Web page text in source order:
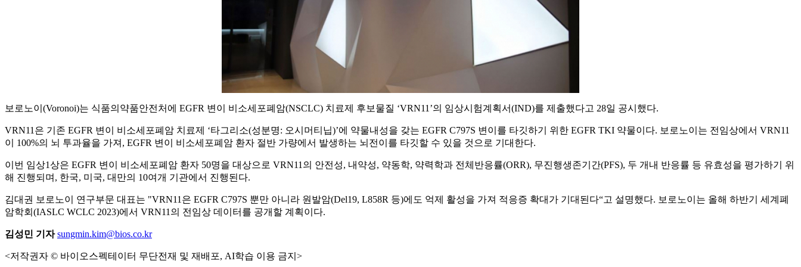
보로노이(Voronoi)는 식품의약품안전처에 EGFR 변이 비소세포폐암(NSCLC) 치료제 후보물질 ‘VRN11’의 임상시험계획서(IND)를 제출했다고 28일 공시했다.
VRN11은 기존 EGFR 변이 비소세포폐암 치료제 ‘타그리소(성분명: 오시머티닙)’에 약물내성을 갖는 EGFR C797S 변이를 타깃하기 위한 EGFR TKI 약물이다. 보로노이는 전임상에서 VRN11
이 100%의 뇌 투과율을 가져, EGFR 변이 비소세포폐암 환자 절반 가량에서 발생하는 뇌전이를 타깃할 수 있을 것으로 기대한다.
이번 임상1상은 EGFR 변이 비소세포폐암 환자 50명을 대상으로 VRN11의 안전성, 내약성, 약동학, 약력학과 전체반응률(ORR), 무진행생존기간(PFS), 두 개내 반응률 등 유효성을 평가하기 위
해 진행되며, 한국, 미국, 대만의 10여개 기관에서 진행된다.
김대권 보로노이 연구부문 대표는 "VRN11은 EGFR C797S 뿐만 아니라 원발암(Del19, L858R 등)에도 억제 활성을 가져 적응증 확대가 기대된다“고 설명했다. 보로노이는 올해 하반기 세계폐
암학회(IASLC WCLC 2023)에서 VRN11의 전임상 데이터를 공개할 계획이다.
김성민 기자 sungmin.kim@bios.co.kr
<저작권자 © 바이오스펙테이터 무단전재 및 재배포, AI학습 이용 금지>